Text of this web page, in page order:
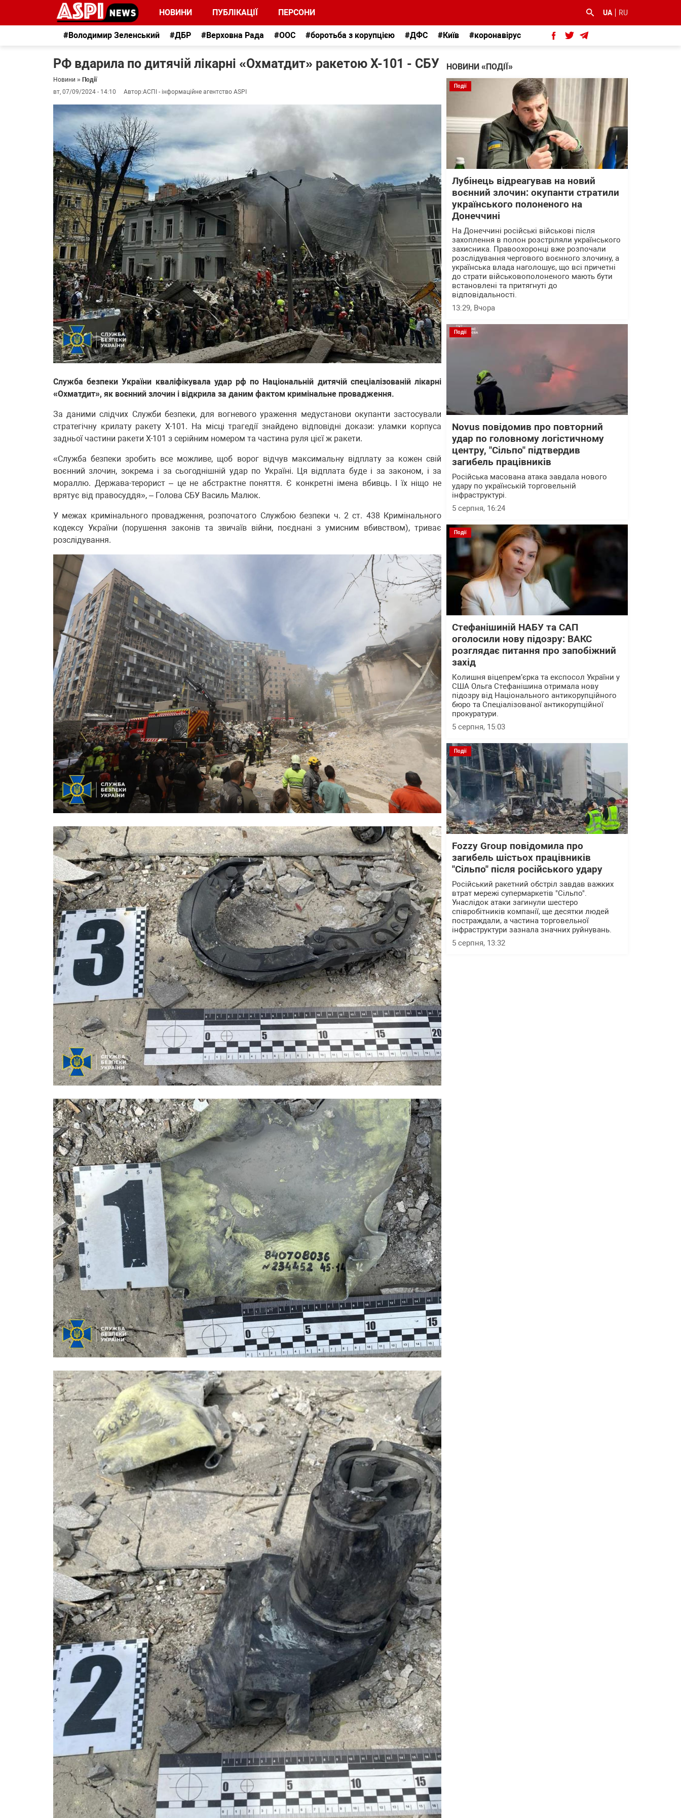
НОВИНИ ПУБЛІКАЦІЇ ПЕРСОНИ UA RU
#Володимир Зеленський #ДБР #Верховна Рада #ООС #боротьба з корупцією #ДФС #Київ #коронавірус
РФ вдарила по дитячій лікарні «Охматдит» ракетою Х-101 - СБУ
Новини » Події
вт, 07/09/2024 - 14:10
Автор:АСПІ - інформаційне агентство ASPI
Служба безпеки України кваліфікувала удар рф по Національній дитячій спеціалізованій лікарні
«Охматдит», як воєнний злочин і відкрила за даним фактом кримінальне провадження.
За даними слідчих Служби безпеки, для вогневого ураження медустанови окупанти застосували
стратегічну крилату ракету Х-101. На місці трагедії знайдено відповідні докази: уламки корпуса
задньої частини ракети Х-101 з серійним номером та частина руля цієї ж ракети.
«Служба безпеки зробить все можливе, щоб ворог відчув максимальну відплату за кожен свій
воєнний злочин, зокрема і за сьогоднішній удар по Україні. Ця відплата буде і за законом, і за
мораллю. Держава-терорист – це не абстрактне поняття. Є конкретні імена вбивць. І їх ніщо не
врятує від правосуддя», – Голова СБУ Василь Малюк.
У межах кримінального провадження, розпочатого Службою безпеки ч. 2 ст. 438 Кримінального
кодексу України (порушення законів та звичаїв війни, поєднані з умисним вбивством), триває
розслідування.
НОВИНИ «ПОДІЇ»
Події
Лубінець відреагував на новий
воєнний злочин: окупанти стратили
українського полоненого на
Донеччині
На Донеччині російські військові після
захоплення в полон розстріляли українського
захисника. Правоохоронці вже розпочали
розслідування чергового воєнного злочину, а
українська влада наголошує, що всі причетні
до страти військовополоненого мають бути
встановлені та притягнуті до
відповідальності.
13:29, Вчора
Події
Novus повідомив про повторний
удар по головному логістичному
центру, "Сільпо" підтвердив
загибель працівників
Російська масована атака завдала нового
удару по українській торговельній
інфраструктурі.
5 серпня, 16:24
Події
Стефанішиній НАБУ та САП
оголосили нову підозру: ВАКС
розглядає питання про запобіжний
захід
Колишня віцепрем’єрка та експосол України у
США Ольга Стефанішина отримала нову
підозру від Національного антикорупційного
бюро та Спеціалізованої антикорупційної
прокуратури.
5 серпня, 15:03
Події
Fozzy Group повідомила про
загибель шістьох працівників
"Сільпо" після російського удару
Російський ракетний обстріл завдав важких
втрат мережі супермаркетів "Сільпо".
Унаслідок атаки загинули шестеро
співробітників компанії, ще десятки людей
постраждали, а частина торговельної
інфраструктури зазнала значних руйнувань.
5 серпня, 13:32